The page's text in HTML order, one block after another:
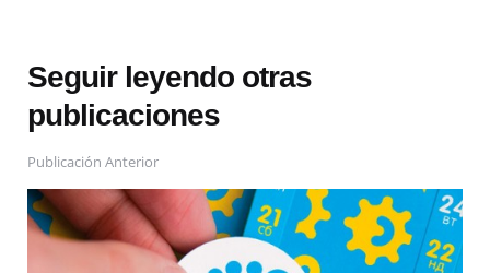
Seguir leyendo otras
publicaciones
Publicación Anterior